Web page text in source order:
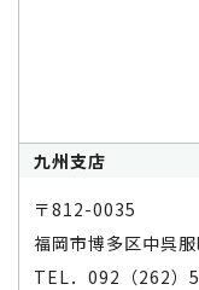
九州支店
〒812-0035
福岡市博多区中呉
TEL．092（262